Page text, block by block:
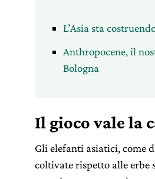
L’Asia sta
Anthropocene, il
Bologna
Il gioco vale la
Gli elefanti asiatici, come
coltivate rispetto alle erbe